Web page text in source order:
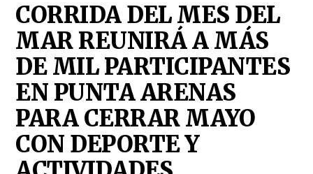
CORRIDA DEL MES DEL
MAR REUNIRÁ A MÁS
DE MIL PARTICIPANTES
EN PUNTA ARENAS
PARA CERRAR MAYO
CON DEPORTE Y